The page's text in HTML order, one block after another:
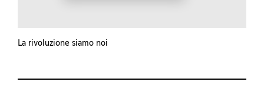
La rivoluzione siamo noi